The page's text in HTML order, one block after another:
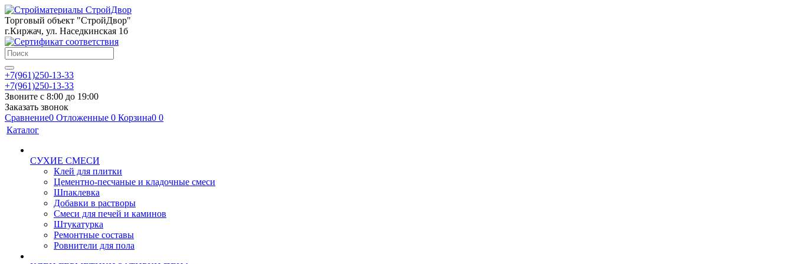
Торговый объект "СтройДвор"
г.Киржач, ул. Наседкинская 1б
+7(961)250-13-33
+7(961)250-13-33
Звоните с 8:00 до 19:00
Заказать звонок
Сравнение0 Отложенные 0 Корзина0 0
Каталог
СУХИЕ СМЕСИ
Клей для плитки
Цементно-песчаные и кладочные смеси
Шпаклевка
Добавки в растворы
Смеси для печей и каминов
Штукатурка
Ремонтные составы
Ровнители для пола